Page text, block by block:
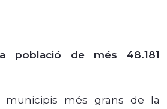
població de més 48.181
municipis més grans de la